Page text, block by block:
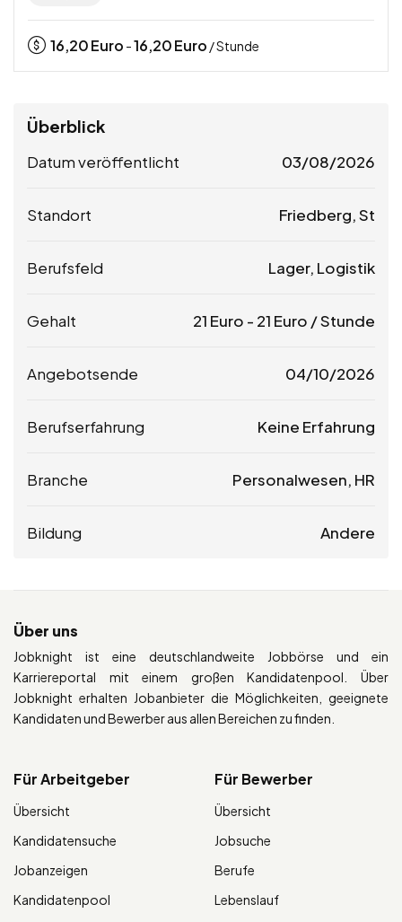
16,20Euro -16,20Euro / Stunde
Überblick
Datum veröffentlicht 03/08/2026
Standort Friedberg, St
Berufsfeld Lager, Logistik
Gehalt 21 Euro - 21 Euro / Stunde
Angebotsende 04/10/2026
Berufserfahrung Keine Erfahrung
Branche Personalwesen, HR
Bildung Andere
Über uns
Jobknight ist eine deutschlandweite Jobbörse und ein
Karriereportal mit einem großen Kandidatenpool. Über
Jobknight erhalten Jobanbieter die Möglichkeiten, geeignete
Kandidaten und Bewerber aus allen Bereichen zu finden.
Für Arbeitgeber
Übersicht
Kandidatensuche
Jobanzeigen
Kandidatenpool
Für Bewerber
Übersicht
Jobsuche
Berufe
Lebenslauf